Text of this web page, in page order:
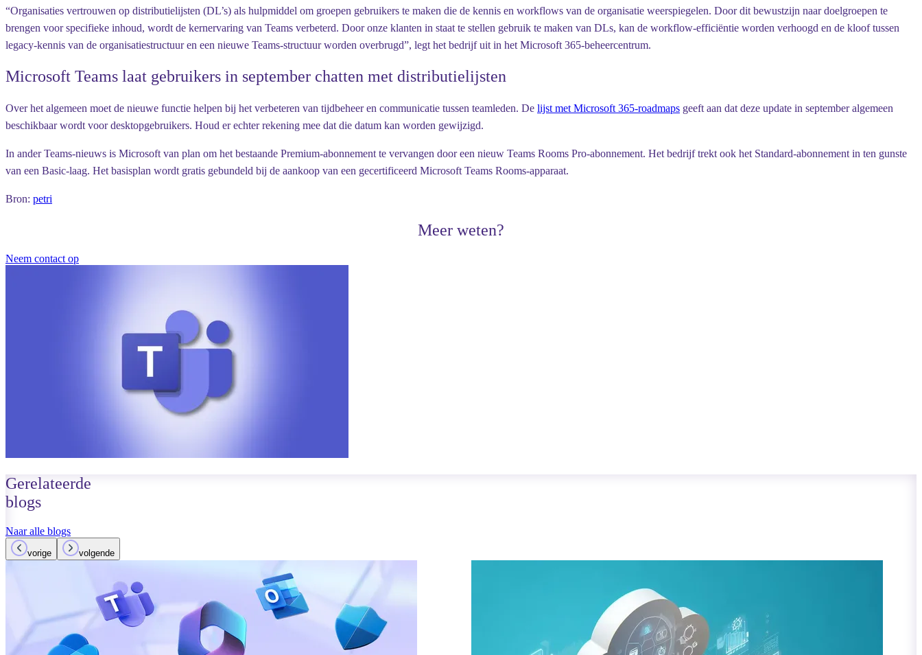
“Organisaties vertrouwen op distributielijsten (DL’s) als hulpmiddel om groepen gebruikers te maken die de kennis en workflows van de organisatie weerspiegelen. Door dit bewustzijn naar doelgroepen te
brengen voor specifieke inhoud, wordt de kernervaring van Teams verbeterd. Door onze klanten in staat te stellen gebruik te maken van DLs, kan de workflow-efficiëntie worden verhoogd en de kloof tussen
legacy-kennis van de organisatiestructuur en een nieuwe Teams-structuur worden overbrugd”, legt het bedrijf uit in het Microsoft 365-beheercentrum.
Microsoft Teams laat gebruikers in september chatten met distributielijsten
Over het algemeen moet de nieuwe functie helpen bij het verbeteren van tijdbeheer en communicatie tussen teamleden. De lijst met Microsoft 365-roadmaps geeft aan dat deze update in september algemeen
beschikbaar wordt voor desktopgebruikers. Houd er echter rekening mee dat die datum kan worden gewijzigd.
In ander Teams-nieuws is Microsoft van plan om het bestaande Premium-abonnement te vervangen door een nieuw Teams Rooms Pro-abonnement. Het bedrijf trekt ook het Standard-abonnement in ten gunste
van een Basic-laag. Het basisplan wordt gratis gebundeld bij de aankoop van een gecertificeerd Microsoft Teams Rooms-apparaat.
Bron: petri
Meer weten?
Neem contact op
Gerelateerde
blogs
Naar alle blogs
vorige volgende